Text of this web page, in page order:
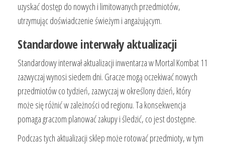
uzyskać dostęp do nowych i limitowanych przedmiotów,
utrzymując doświadczenie świeżym i angażującym.
Standardowe interwały aktualizacji
Standardowy interwał aktualizacji inwentarza w Mortal Kombat 11
zazwyczaj wynosi siedem dni. Gracze mogą oczekiwać nowych
przedmiotów co tydzień, zazwyczaj w określony dzień, który
może się różnić w zależności od regionu. Ta konsekwencja
pomaga graczom planować zakupy i śledzić, co jest dostępne.
Podczas tych aktualizacji sklep może rotować przedmioty, w tym